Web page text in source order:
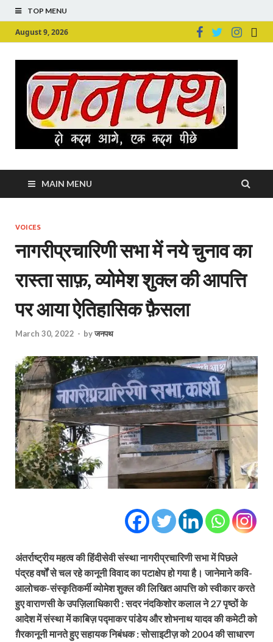
TOP MENU
August 9, 2026
MAIN MENU
VOICES
नागरीप्रचारिणी सभा में नये चुनाव का
रास्ता साफ़, व्योमेश शुक्ल की आपत्ति
पर आया ऐतिहासिक फ़ैसला
March 30, 2022 - byजनपथ
अंतर्राष्ट्रीय महत्व की हिंदीसेवी संस्था नागरीप्रचारिणी सभा में पिछले
पंद्रह वर्षों से चल रहे कानूनी विवाद का पटाक्षेप हो गया है। जानेमाने कवि-
आलोचक-संस्कृतिकर्मी व्योमेश शुक्ल की लिखित आपत्ति को स्वीकार करते
हुए वाराणसी के उपज़िलाधिकारी : सदर नंदकिशोर कलाल ने 27 पृष्ठों के
आदेश में संस्था में काबिज़ पद्माकर पांडेय और शोभनाथ यादव की कमेटी को
ग़ैरकानूनी मानते हुए सहायक निबंधक : सोसाइटीज़ को 2004 की साधारण